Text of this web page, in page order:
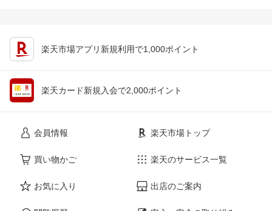
楽天市場アプリ新規利用で1,000ポイント
楽天カード新規入会で2,000ポイント
会員情報
買い物かご
お気に入り
楽天市場トップ
楽天のサービス一覧
出店のご案内